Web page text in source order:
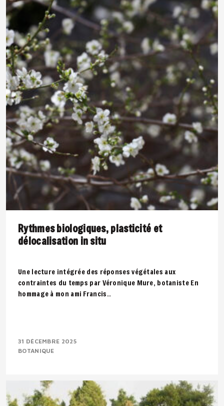
Rythmes biologiques, plasticité et
délocalisation in situ
Une lecture intégrée des réponses végétales aux
contraintes du temps par Véronique Mure, botaniste En
hommage à mon ami Francis..
31 DÉCEMBRE 2025
BOTANIQUE